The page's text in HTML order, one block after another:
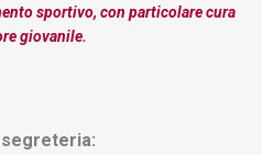
sportivo, con particolare cura
giovanile.